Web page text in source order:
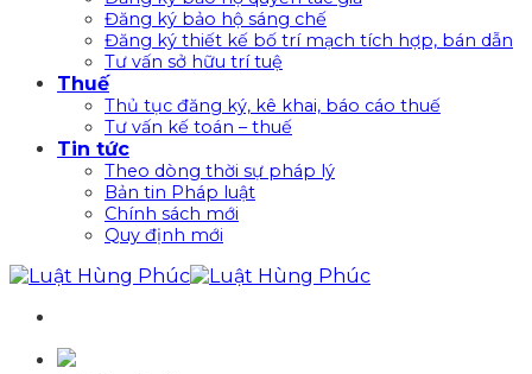
Đăng ký bảo hộ sáng chế
Đăng ký thiết kế bố trí mạch tích hợp, bán dẫn
Tư vấn sở hữu trí tuệ
Thuế
Thủ tục đăng ký, kê khai, báo cáo thuế
Tư vấn kế toán – thuế
Tin tức
Theo dòng thời sự pháp lý
Bản tin Pháp luật
Chính sách mới
Quy định mới